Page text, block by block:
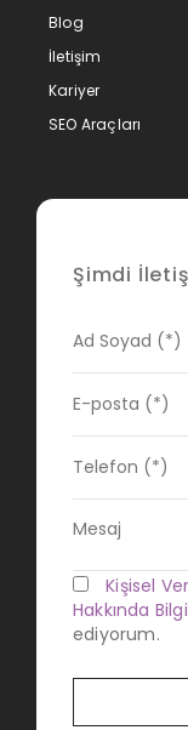
Blog
İletişim
Kariyer
SEO Araçları
Şimdi
Kişisel
Hakkında
ediyorum.